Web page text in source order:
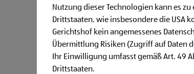
Nutzung dieser Technologien kann es
Drittstaaten, wie insbesondere die USA
Gerichtshof kein angemessenes
Übermittlung Risiken (Zugriff auf Daten
Ihr Einwilligung umfasst gemäß Art. 49
Drittstaaten.